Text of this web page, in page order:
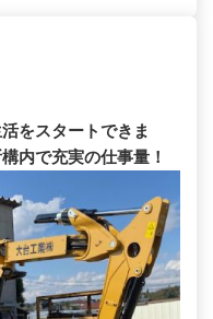
をスタートできま
内で充実の仕事量！